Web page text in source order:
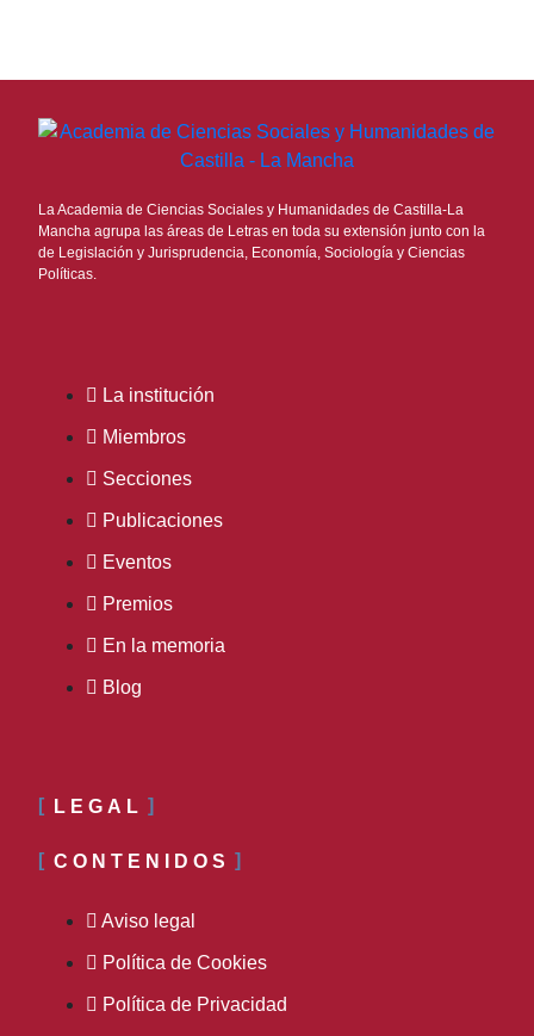
La Academia de Ciencias Sociales y Humanidades de Castilla-La
Mancha agrupa las áreas de Letras en toda su extensión junto con la
de Legislación y Jurisprudencia, Economía, Sociología y Ciencias
Políticas.
La institución
Miembros
Secciones
Publicaciones
Eventos
Premios
En la memoria
Blog
LEGAL
CONTENIDOS
Aviso legal
Política de Cookies
Política de Privacidad